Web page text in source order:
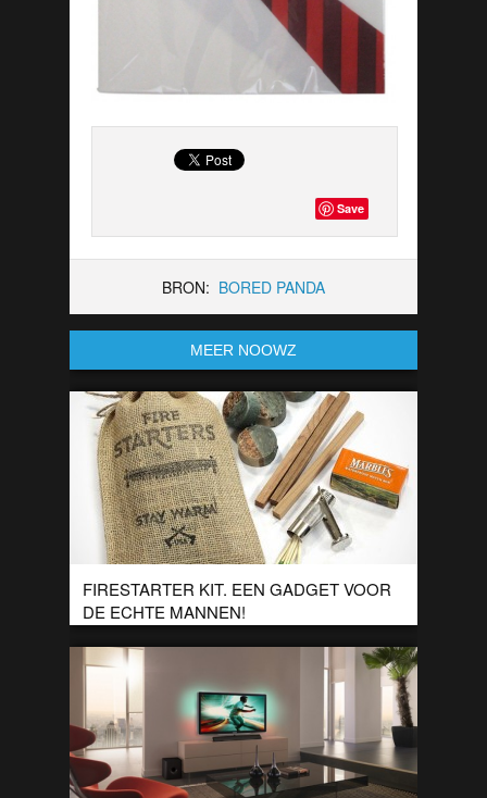
Save
BRON: BORED PANDA
MEER NOOWZ
FIRESTARTER KIT. EEN GADGET VOOR
DE ECHTE MANNEN!
Ben jij altijd al een beetje oerman geweest? Of ben je gewoon
een stoere vrouw? Dan is deze gadget misschien wel wat
voor […]